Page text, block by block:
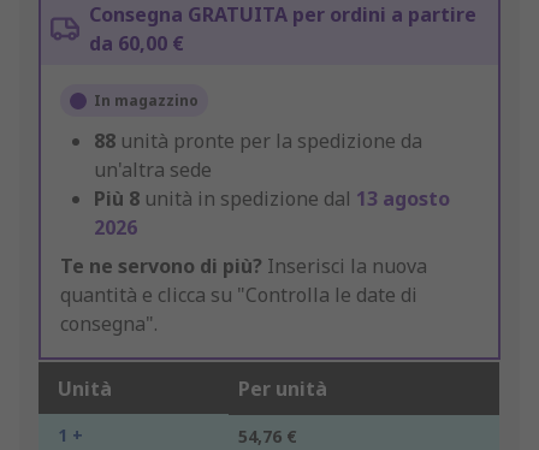
Consegna GRATUITA per ordini a partire
da 60,00 €
In magazzino
88 unità pronte per la spedizione da
un'altra sede
Più 8 unità in spedizione dal 13 agosto
2026
Te ne servono di più? Inserisci la nuova
quantità e clicca su "Controlla le date di
consegna".
Unità Per unità
1 + 54,76 €